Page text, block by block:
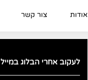
אודות צור קשר
לעקוב אחרי הבלוג במייל